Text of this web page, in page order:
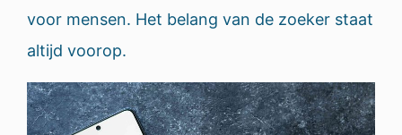
voor mensen. Het belang van de zoeker staat
altijd voorop.